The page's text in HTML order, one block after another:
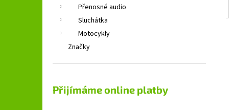
Přenosné audio
Sluchátka
Motocykly
Značky
Přijímáme online platby